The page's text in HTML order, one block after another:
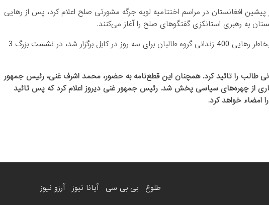
افغانستان در مراسم اختتامیه لویه جرگه مشورتی صلح اعلام کرد، پس از رهایی
به رهبری استانکزی گفتگوهای صلح را آغاز می‌کنند.
قابل یادآوری‌ست که لویه جرگه مشورتی صلح بخاطر رهایی 400 زندانی گروه طالبان برای سه روز در کابل برگزار شد، در نشست بزرگ 3
با صدور قطع‌نامه‌یی رهایی 400 زندانی طالب را تائید کرد. همچنان این قطع‌نامه به حضور، محمد اشرف غنی، رئیس جمهور
از چهره‌های سیاسی پخش شد. رئیس جمهور غنی دیروز اعلام کرد که پس تائید
امضاء خواهد کرد.
طلوع بی بی سی آیانا نیوز آرزو نیوز